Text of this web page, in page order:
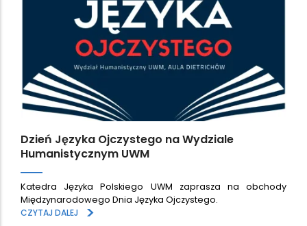
Dzień Języka Ojczystego na Wydziale
Humanistycznym UWM
Katedra Języka Polskiego UWM zaprasza na obchody
Międzynarodowego Dnia Języka Ojczystego.
CZYTAJ DALEJ
>